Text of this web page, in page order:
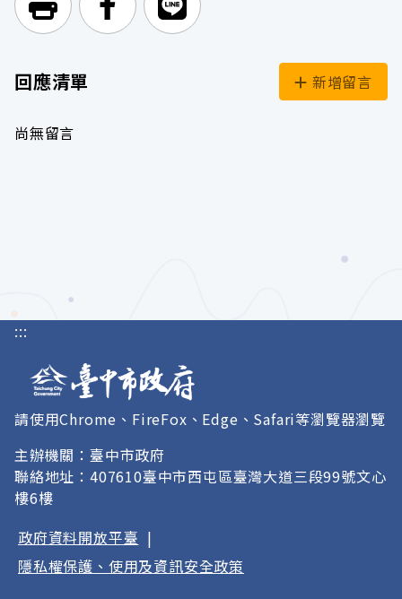
列印頁面前往Facebook
前往Line
回應清單 新增留言
尚無留言
:::
請使用Chrome、FireFox、Edge、Safari等瀏覽器瀏覽
主辦機關：臺中市政府
聯絡地址：407610臺中市西屯區臺灣大道三段99號文心
樓6樓
政府資料開放平臺 |
隱私權保護、使用及資訊安全政策